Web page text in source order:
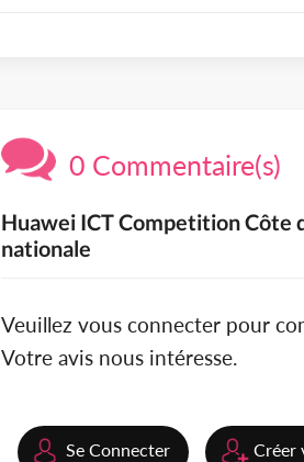
0 Commentaire(s)
Huawei ICT Competition Côte
nationale
Veuillez vous connecter pour
Votre avis nous intéresse.
Se Connecter Créer